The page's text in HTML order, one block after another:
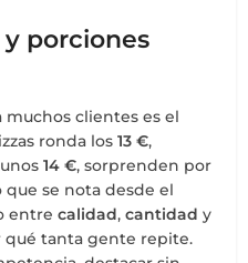
porciones
muchos clientes es el
ronda los13 €,
unos14 €, sorprenden por
se nota desde el
entrecalidad,cantidad y
qué tanta gente repite.